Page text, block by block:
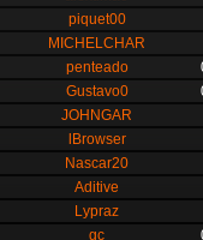
piquet00
MICHELCHAR
penteado
Gustavo0
JOHNGAR
lBrowser
Nascar20
Aditive
Lypraz
gc